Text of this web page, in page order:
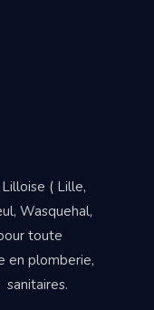
( Lille,
Wasquehal,
toute
en plomberie,
sanitaires.